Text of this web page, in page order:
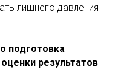
лишнего давления
подготовка
результатов